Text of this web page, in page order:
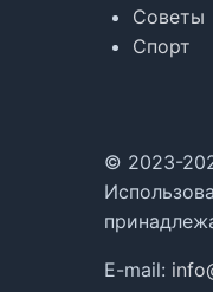
Советы
Спорт
© 2023-
E-mail: